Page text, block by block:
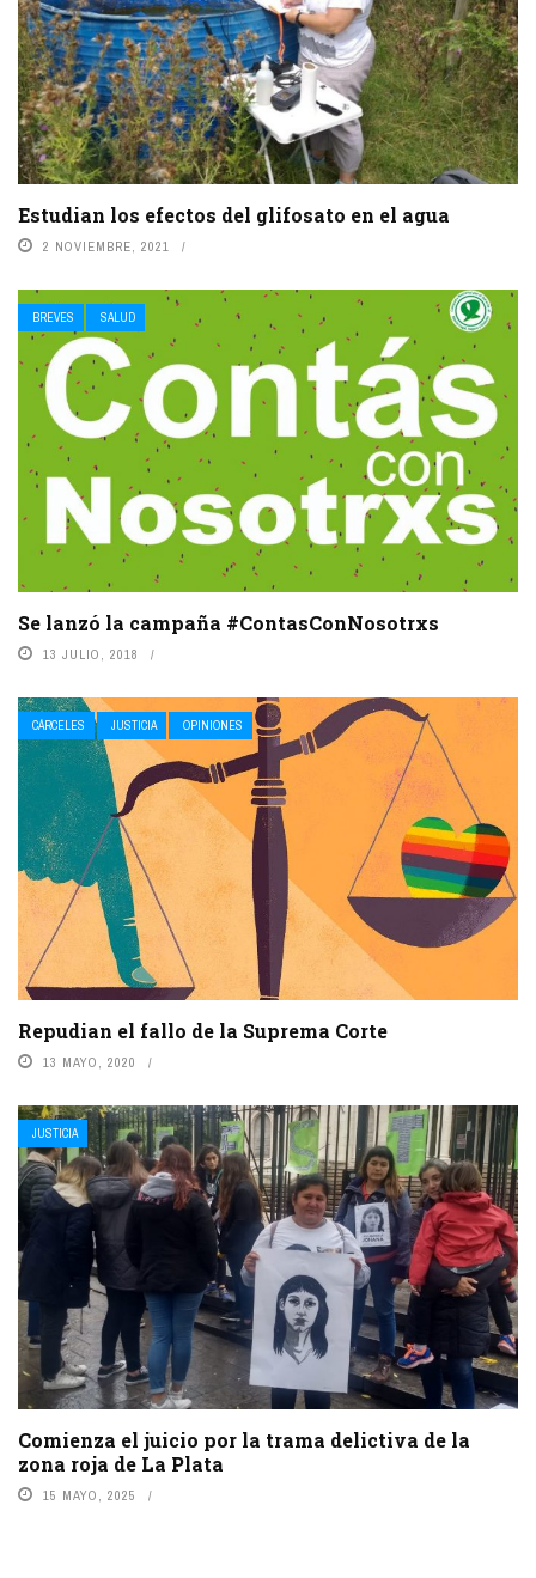
Estudian los efectos del glifosato en el agua
2 NOVIEMBRE, 2021
BREVES SALUD
Se lanzó la campaña #ContasConNosotrxs
13 JULIO, 2018
CÁRCELES JUSTICIA OPINIONES
Repudian el fallo de la Suprema Corte
13 MAYO, 2020
JUSTICIA
Comienza el juicio por la trama delictiva de la
zona roja de La Plata
15 MAYO, 2025